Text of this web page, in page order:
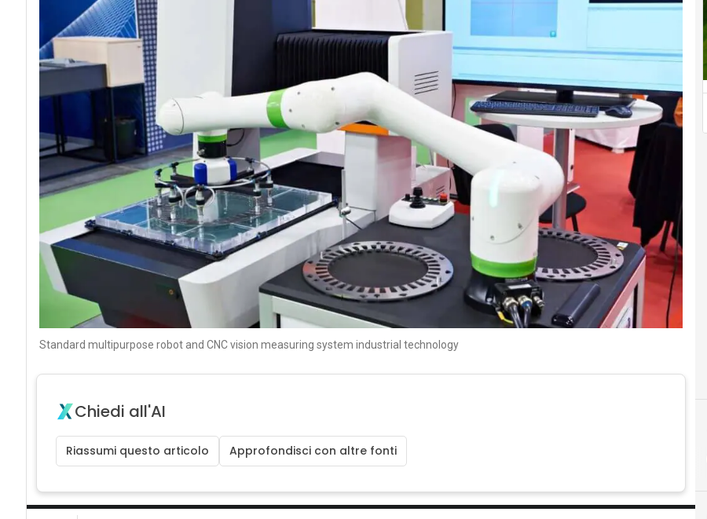
Standard multipurpose robot and CNC vision measuring system industrial technology
Chiedi all'AI
Riassumi questo articolo Approfondisci con altre fonti